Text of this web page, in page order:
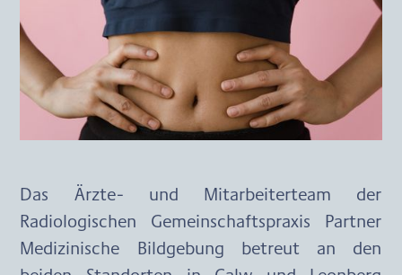
Das Ärzte- und Mitarbeiterteam der
Radiologischen Gemeinschaftspraxis Partner
Medizinische Bildgebung betreut an den